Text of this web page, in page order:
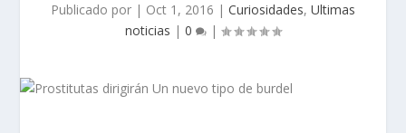
Publicado por | Oct 1, 2016 | Curiosidades, Ultimas
noticias | 0 |